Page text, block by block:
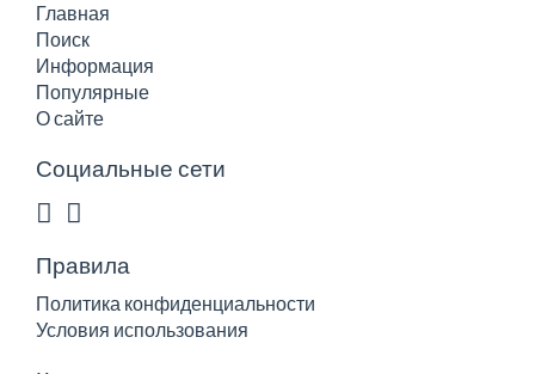
Главная
Поиск
Информация
Популярные
О сайте
Социальные сети
Правила
Политика конфиденциальности
Условия использования